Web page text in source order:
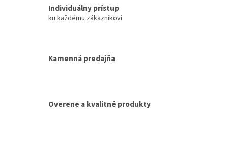
Individuálny prístup
ku každému zákazníkovi
Kamenná predajňa
Overene a kvalitné produkty